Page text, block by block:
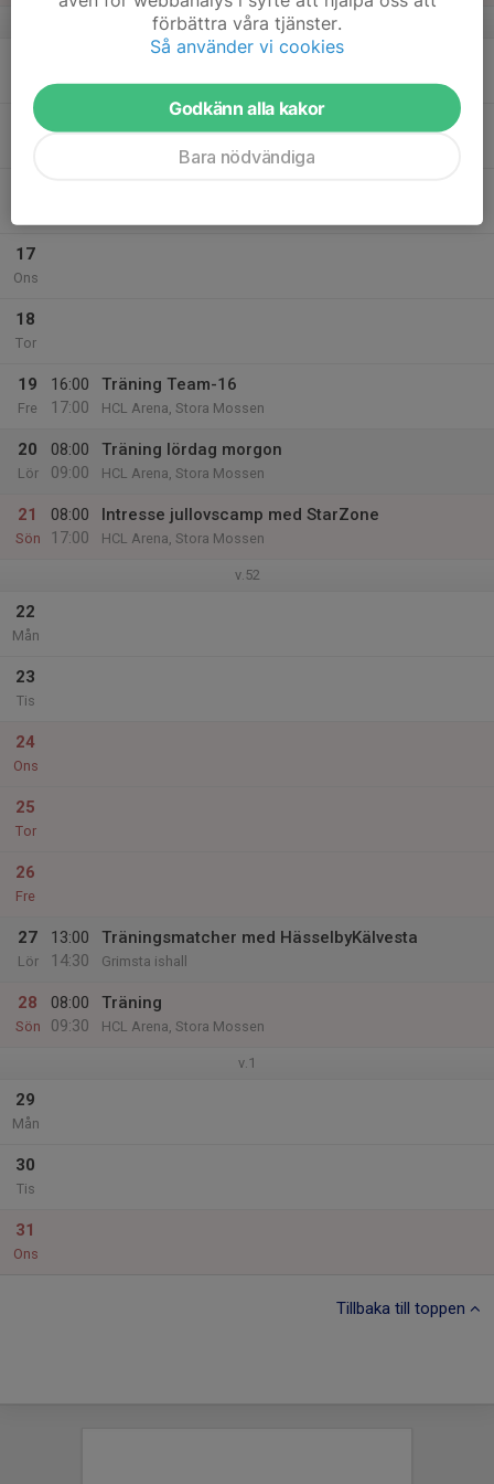
v.51
17:00
Träning Team-16
HCL Arena, Stora Mossen
HCL Arena, Stora Mossen
17
Ons
18
Tor
19
Fre
16:00
17:00
Träning Team-16
HCL Arena, Stora Mossen
20
Lör
08:00
09:00
Träning lördag morgon
HCL Arena, Stora Mossen
21
Sön
08:00
17:00
Intresse jullovscamp med StarZone
HCL Arena, Stora Mossen
v.52
22
Mån
23
Tis
24
Ons
25
Tor
26
Fre
27
Lör
13:00
14:30
Träningsmatcher med HässelbyKälvesta
Grimsta ishall
28
Sön
08:00
09:30
Träning
HCL Arena, Stora Mossen
v.1
29
Mån
30
Tis
31
Ons
Tillbaka till toppen
förbättra våra tjänster.
Så använder vi cookies
Godkänn alla kakor
Bara nödvändiga